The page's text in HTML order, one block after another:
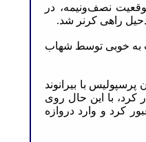
موقعیت نصف‌ونیمه، در
راهی کرنر شد.
به خوبی توسط شهاب
پرسپولیس با بیرانوند
کرد، با این حال روی
کرد و وارد دروازه